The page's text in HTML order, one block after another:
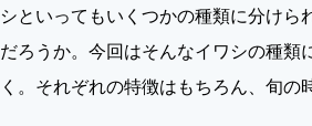
シといってもいくつかの種類に分けら
だろうか。今回はそんなイワシの種類
く。それぞれの特徴はもちろん、旬の